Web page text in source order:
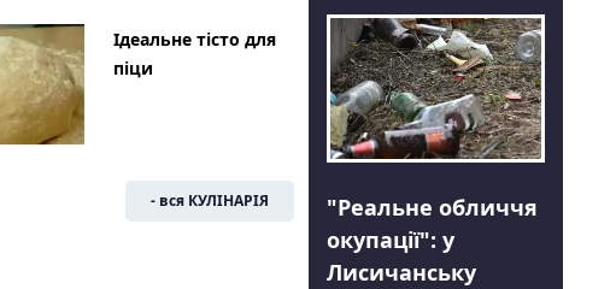
Ідеальне тісто для
піци
- вся КУЛІНАРІЯ
"Реальне обличчя
окупації": у
Лисичанську